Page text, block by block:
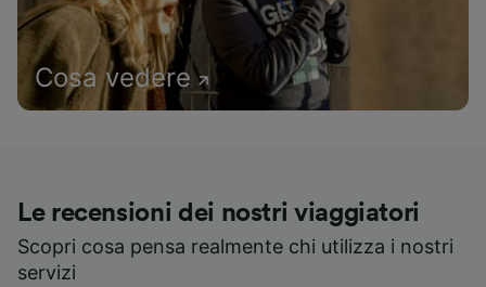
Cosa vedere
Le recensioni dei nostri viaggiatori
Scopri cosa pensa realmente chi utilizza i nostri
servizi